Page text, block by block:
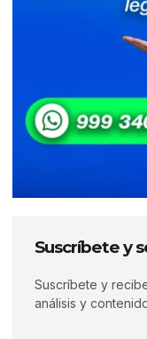
Suscríbete y
Suscríbete y
análisis y